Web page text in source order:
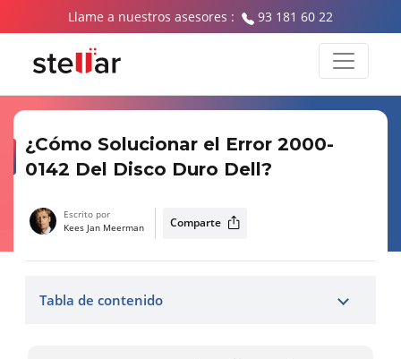
Llame a nuestros asesores : 93 181 60 22
¿Cómo Solucionar el Error 2000-
0142 Del Disco Duro Dell?
Escrito por
Kees Jan Meerman
Comparte
Tabla de contenido